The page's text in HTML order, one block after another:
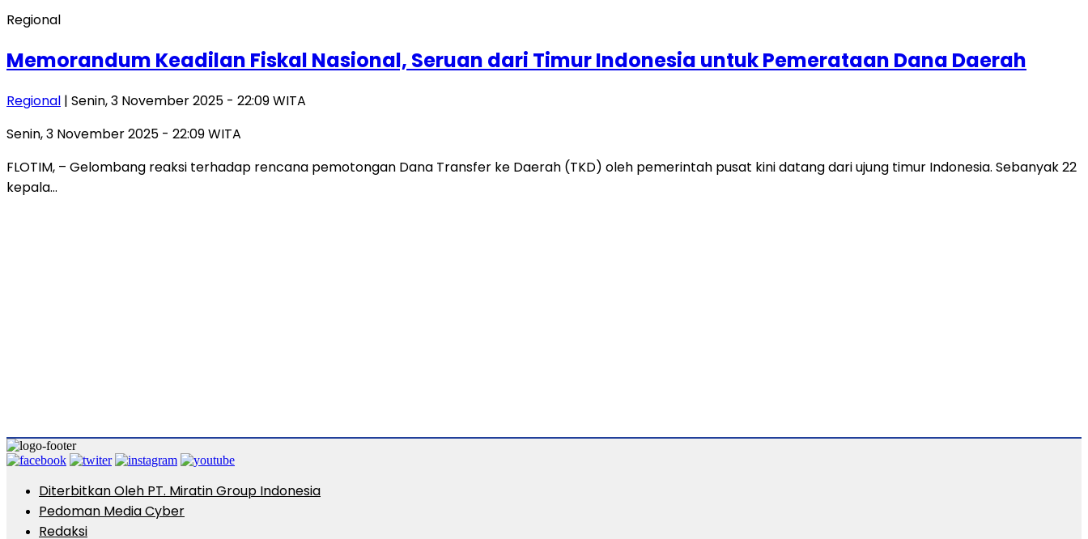
Regional
Memorandum Keadilan Fiskal Nasional, Seruan dari Timur Indonesia untuk Pemerataan Dana Daerah
Regional | Senin, 3 November 2025 - 22:09 WITA
Senin, 3 November 2025 - 22:09 WITA
FLOTIM, – Gelombang reaksi terhadap rencana pemotongan Dana Transfer ke Daerah (TKD) oleh pemerintah pusat kini datang dari ujung timur Indonesia. Sebanyak 22
kepala…
Diterbitkan Oleh PT. Miratin Group Indonesia
Pedoman Media Cyber
Redaksi